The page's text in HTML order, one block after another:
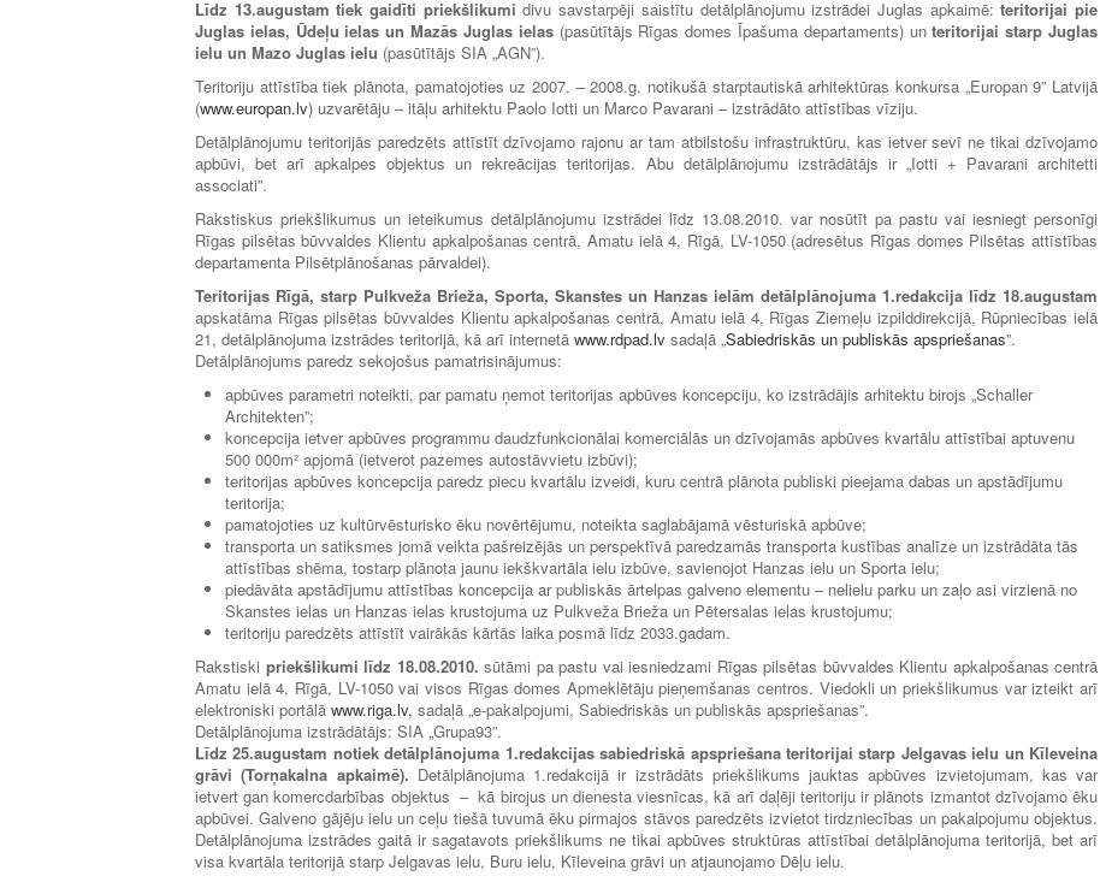
Līdz 13.augustam tiek gaidīti priekšlikumidivu savstarpēji saistītu detālplānojumu izstrādei Juglas apkaimē: teritorijai pie
Juglas ielas, Ūdeļu ielas un Mazās Juglas ielas (pasūtītājs Rīgas domes Īpašuma departaments) unteritorijai starp Juglas
ielu un Mazo Juglas ielu (pasūtītājs SIA „AGN”).
Teritoriju attīstība tiek plānota, pamatojoties uz 2007. – 2008.g. notikušā starptautiskā arhitektūras konkursa „Europan 9” Latvijā
(www.europan.lv) uzvarētāju – itāļu arhitektu Paolo Iotti un Marco Pavarani – izstrādāto attīstības vīziju.
Detālplānojumu teritorijās paredzēts attīstīt dzīvojamo rajonu ar tam atbilstošu infrastruktūru, kas ietver sevī ne tikai dzīvojamo
apbūvi, bet arī apkalpes objektus un rekreācijas teritorijas. Abu detālplānojumu izstrādātājs ir „Iotti + Pavarani architetti
associati”.
Rakstiskus priekšlikumus un ieteikumus detālplānojumu izstrādei līdz 13.08.2010. var nosūtīt pa pastu vai iesniegt personīgi
Rīgas pilsētas būvvaldes Klientu apkalpošanas centrā, Amatu ielā 4, Rīgā, LV-1050 (adresētus Rīgas domes Pilsētas attīstības
departamenta Pilsētplānošanas pārvaldei).
Teritorijas Rīgā, starp Pulkveža Brieža, Sporta, Skanstes un Hanzas ielām detālplānojuma 1.redakcija līdz 18.augustam
apskatāma Rīgas pilsētas būvvaldes Klientu apkalpošanas centrā, Amatu ielā 4, Rīgas Ziemeļu izpilddirekcijā, Rūpniecības ielā
21, detālplānojuma izstrādes teritorijā, kā arī internetā www.rdpad.lv sadaļā „Sabiedriskās un publiskās apspriešanas”.
Detālplānojums paredz sekojošus pamatrisinājumus:
apbūves parametri noteikti, par pamatu ņemot teritorijas apbūves koncepciju, ko izstrādājis arhitektu birojs „Schaller
Architekten”;
koncepcija ietver apbūves programmu daudzfunkcionālai komerciālās un dzīvojamās apbūves kvartālu attīstībai aptuvenu
500 000m² apjomā (ietverot pazemes autostāvvietu izbūvi);
teritorijas apbūves koncepcija paredz piecu kvartālu izveidi, kuru centrā plānota publiski pieejama dabas un apstādījumu
teritorija;
pamatojoties uz kultūrvēsturisko ēku novērtējumu, noteikta saglabājamā vēsturiskā apbūve;
transporta un satiksmes jomā veikta pašreizējās un perspektīvā paredzamās transporta kustības analīze un izstrādāta tās
attīstības shēma, tostarp plānota jaunu iekškvartāla ielu izbūve, savienojot Hanzas ielu un Sporta ielu;
piedāvāta apstādījumu attīstības koncepcija ar publiskās ārtelpas galveno elementu – nelielu parku un zaļo asi virzienā no
Skanstes ielas un Hanzas ielas krustojuma uz Pulkveža Brieža un Pētersalas ielas krustojumu;
teritoriju paredzēts attīstīt vairākās kārtās laika posmā līdz 2033.gadam.
Rakstiski priekšlikumi līdz 18.08.2010. sūtāmi pa pastu vai iesniedzami Rīgas pilsētas būvvaldes Klientu apkalpošanas centrā
Amatu ielā 4, Rīgā, LV-1050 vai visos Rīgas domes Apmeklētāju pieņemšanas centros. Viedokli un priekšlikumus var izteikt arī
elektroniski portālā www.riga.lv, sadaļā „e-pakalpojumi, Sabiedriskās un publiskās apspriešanas”.
Detālplānojuma izstrādātājs: SIA „Grupa93”.
Līdz 25.augustam notiek detālplānojuma 1.redakcijas sabiedriskā apspriešana teritorijaistarp Jelgavas ielu un Kīleveina
grāvi (Torņakalna apkaimē). Detālplānojuma 1.redakcijā ir izstrādāts priekšlikums jauktas apbūves izvietojumam, kas var
ietvert gan komercdarbības objektus – kā birojus un dienesta viesnīcas, kā arī daļēji teritoriju ir plānots izmantot dzīvojamo ēku
apbūvei. Galveno gājēju ielu un ceļu tiešā tuvumā ēku pirmajos stāvos paredzēts izvietot tirdzniecības un pakalpojumu objektus.
Detālplānojuma izstrādes gaitā ir sagatavots priekšlikums ne tikai apbūves struktūras attīstībai detālplānojuma teritorijā, bet arī
visa kvartāla teritorijā starp Jelgavas ielu, Buru ielu, Kīleveina grāvi un atjaunojamo Dēļu ielu.